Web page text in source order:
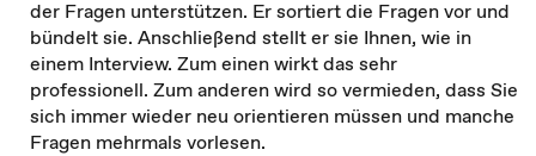
der Fragen unterstützen. Er sortiert die Fragen vor und
bündelt sie. Anschließend stellt er sie Ihnen, wie in
einem Interview. Zum einen wirkt das sehr
professionell. Zum anderen wird so vermieden, dass Sie
sich immer wieder neu orientieren müssen und man­che
Fragen mehrmals vorlesen.